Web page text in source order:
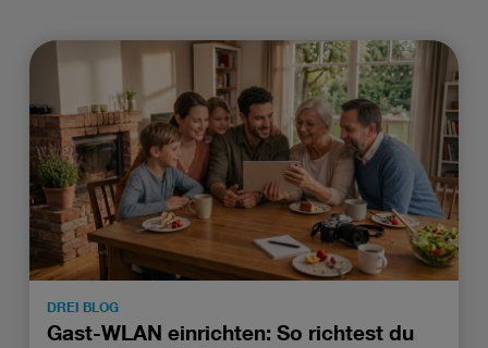
DREI BLOG
Gast-WLAN einrichten: So richtest du